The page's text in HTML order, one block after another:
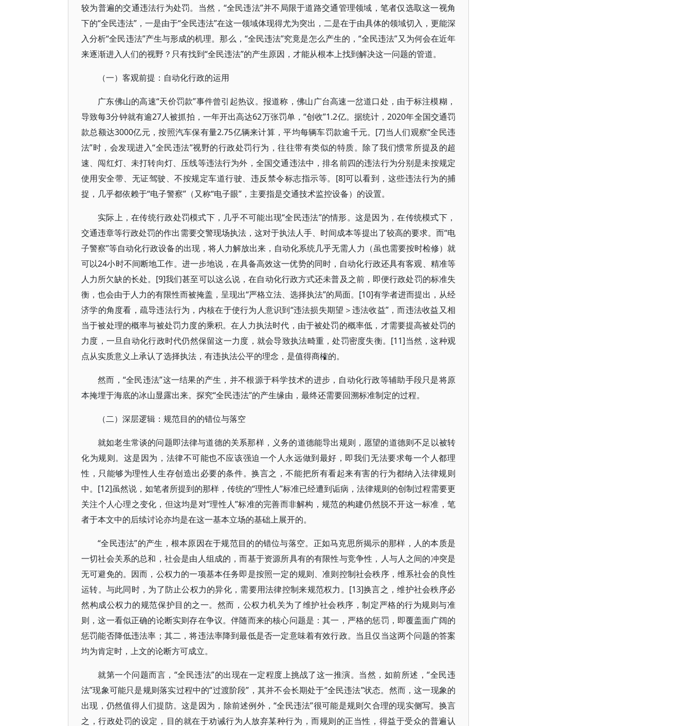
较为普遍的交通违法行为处罚。当然，“全民违法”并不局限于道路交通管理领域，笔者仅选取这一视角
下的“全民违法”，一是由于“全民违法”在这一领域体现得尤为突出，二是在于由具体的领域切入，更能深
入分析“全民违法”产生与形成的机理。那么，“全民违法”究竟是怎么产生的，“全民违法”又为何会在近年
来逐渐进入人们的视野？只有找到“全民违法”的产生原因，才能从根本上找到解决这一问题的管道。
（一）客观前提：自动化行政的运用
广东佛山的高速“天价罚款”事件曾引起热议。报道称，佛山广台高速一岔道口处，由于标注模糊，
导致每3分钟就有逾27人被抓拍，一年开出高达62万张罚单，“创收”1.2亿。据统计，2020年全国交通罚
款总额达3000亿元，按照汽车保有量2.75亿辆来计算，平均每辆车罚款逾千元。[7]当人们观察“全民违
法”时，会发现进入“全民违法”视野的行政处罚行为，往往带有类似的特质。除了我们惯常所提及的超
速、闯红灯、未打转向灯、压线等违法行为外，全国交通违法中，排名前四的违法行为分别是未按规定
使用安全带、无证驾驶、不按规定车道行驶、违反禁令标志指示等。[8]可以看到，这些违法行为的捕
捉，几乎都依赖于“电子警察”（又称“电子眼”，主要指是交通技术监控设备）的设置。
实际上，在传统行政处罚模式下，几乎不可能出现“全民违法”的情形。这是因为，在传统模式下，
交通违章等行政处罚的作出需要交警现场执法，这对于执法人手、时间成本等提出了较高的要求。而“电
子警察”等自动化行政设备的出现，将人力解放出来，自动化系统几乎无需人力（虽也需要按时检修）就
可以24小时不间断地工作。进一步地说，在具备高效这一优势的同时，自动化行政还具有客观、精准等
人力所欠缺的长处。[9]我们甚至可以这么说，在自动化行政方式还未普及之前，即便行政处罚的标准失
衡，也会由于人力的有限性而被掩盖，呈现出“严格立法、选择执法”的局面。[10]有学者进而提出，从经
济学的角度看，疏导违法行为，内核在于使行为人意识到“违法损失期望＞违法收益”，而违法收益又相
当于被处理的概率与被处罚力度的乘积。在人力执法时代，由于被处罚的概率低，才需要提高被处罚的
力度，一旦自动化行政时代仍然保留这一力度，就会导致执法畸重，处罚密度失衡。[11]当然，这种观
点从实质意义上承认了选择执法，有违执法公平的理念，是值得商榷的。
然而，“全民违法”这一结果的产生，并不根源于科学技术的进步，自动化行政等辅助手段只是将原
本掩埋于海底的冰山显露出来。探究“全民违法”的产生缘由，最终还需要回溯标准制定的过程。
（二）深层逻辑：规范目的的错位与落空
就如老生常谈的问题即法律与道德的关系那样，义务的道德能导出规则，愿望的道德则不足以被转
化为规则。这是因为，法律不可能也不应该强迫一个人永远做到最好，即我们无法要求每一个人都理
性，只能够为理性人生存创造出必要的条件。换言之，不能把所有看起来有害的行为都纳入法律规则
中。[12]虽然说，如笔者所提到的那样，传统的“理性人”标准已经遭到诟病，法律规则的创制过程需要更
关注个人心理之变化，但这均是对“理性人”标准的完善而非解构，规范的构建仍然脱不开这一标准，笔
者于本文中的后续讨论亦均是在这一基本立场的基础上展开的。
“全民违法”的产生，根本原因在于规范目的的错位与落空。正如马克思所揭示的那样，人的本质是
一切社会关系的总和，社会是由人组成的，而基于资源所具有的有限性与竞争性，人与人之间的冲突是
无可避免的。因而，公权力的一项基本任务即是按照一定的规则、准则控制社会秩序，维系社会的良性
运转。与此同时，为了防止公权力的异化，需要用法律控制来规范权力。[13]换言之，维护社会秩序必
然构成公权力的规范保护目的之一。然而，公权力机关为了维护社会秩序，制定严格的行为规则与准
则，这一看似正确的论断实则存在争议。伴随而来的核心问题是：其一，严格的惩罚，即覆盖面广阔的
惩罚能否降低违法率；其二，将违法率降到最低是否一定意味着有效行政。当且仅当这两个问题的答案
均为肯定时，上文的论断方可成立。
就第一个问题而言，“全民违法”的出现在一定程度上挑战了这一推演。当然，如前所述，“全民违
法”现象可能只是规则落实过程中的“过渡阶段”，其并不会长期处于“全民违法”状态。然而，这一现象的
出现，仍然值得人们提防。这是因为，除前述例外，“全民违法”很可能是规则欠合理的现实侧写。换言
之，行政处罚的设定，目的就在于劝诫行为人放弃某种行为，而规则的正当性，得益于受众的普遍认